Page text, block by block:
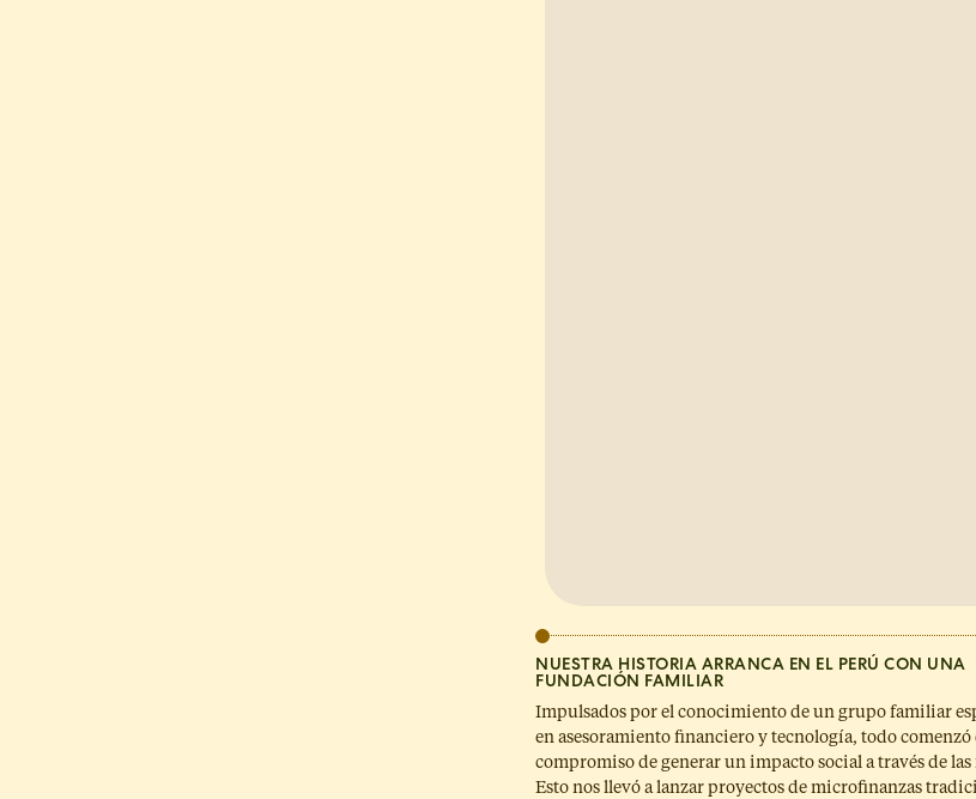
NUESTRA HISTORIA ARRANCA EN EL PERÚ CON UNA
FUNDACIÓN FAMILIAR
Impulsados por el conocimiento de un grupo familiar
en asesoramiento financiero y tecnología, todo comenzó
compromiso de generar un impacto social a través de las
Esto nos llevó a lanzar proyectos de microfinanzas